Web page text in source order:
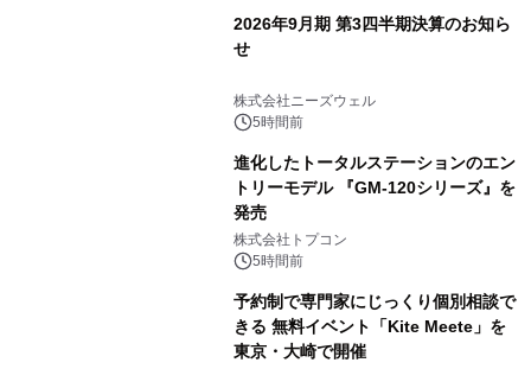
2026年9月期 第3四半期決算のお知ら
せ
株式会社ニーズウェル
5時間前
進化したトータルステーションのエン
トリーモデル 『GM-120シリーズ』を
発売
株式会社トプコン
5時間前
予約制で専門家にじっくり個別相談で
きる 無料イベント「Kite Meete」を
東京・大崎で開催